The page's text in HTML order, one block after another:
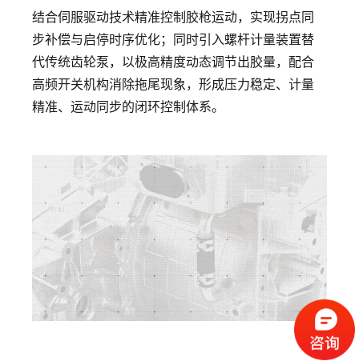
结合伺服驱动技术精准控制胶枪运动，实现拐点同
步补偿与启停时序优化；同时引入螺杆计量装置替
代传统齿轮泵，以极高精度动态调节出胶量，配合
高频开关机构消除拖尾现象，形成压力稳定、计量
精准、运动同步的闭环控制体系。